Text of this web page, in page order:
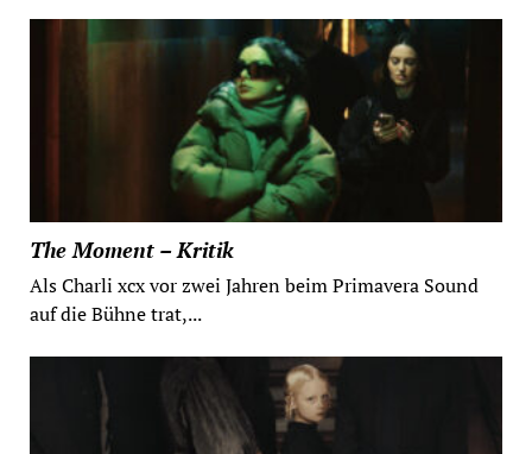
The Moment – Kritik
Als Charli xcx vor zwei Jahren beim Primavera Sound
auf die Bühne trat,...